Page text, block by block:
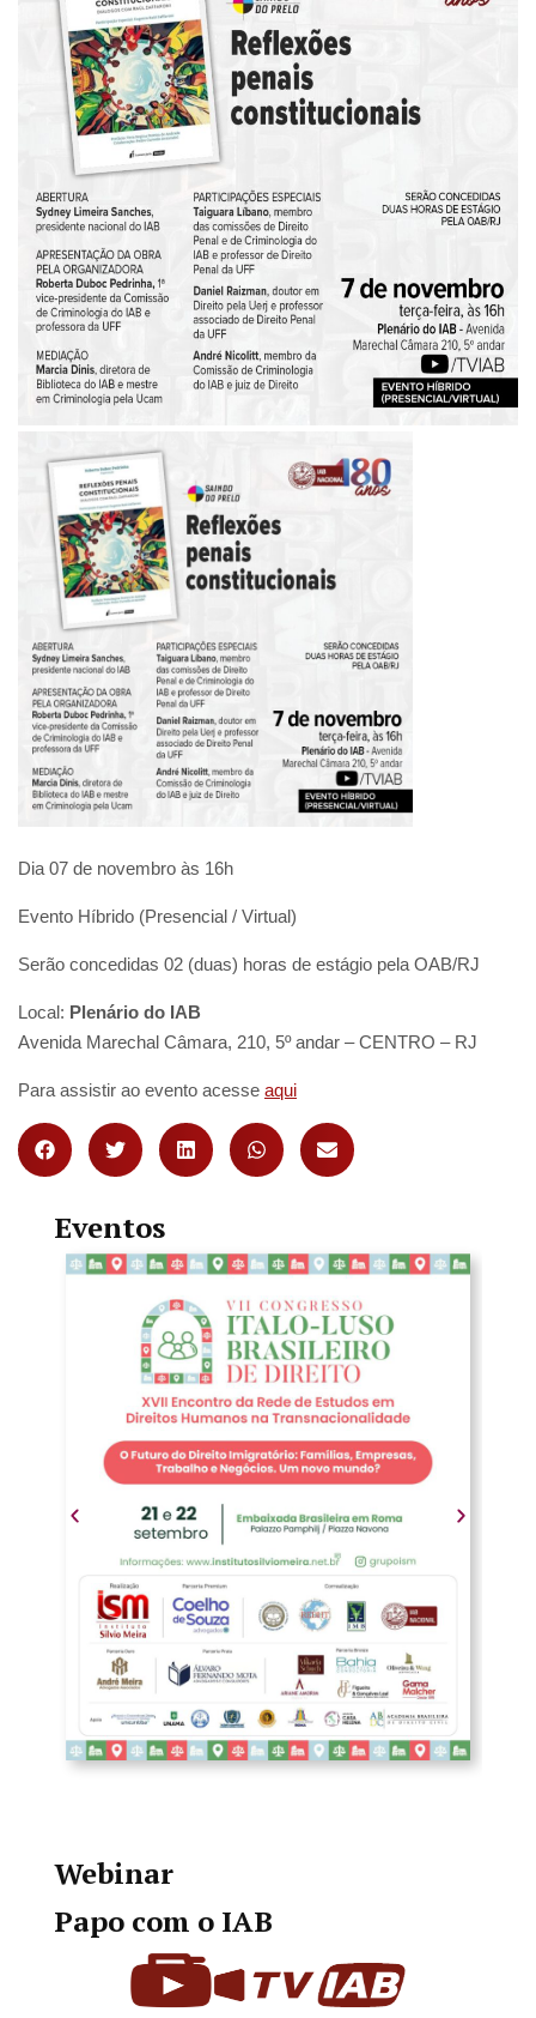
Dia 07 de novembro às 16h
Evento Híbrido (Presencial / Virtual)
Serão concedidas 02 (duas) horas de estágio pela OAB/RJ
Local: Plenário do IAB
Avenida Marechal Câmara, 210, 5º andar – CENTRO – RJ
Para assistir ao evento acesse aqui
Eventos
Webinar
Papo com o IAB